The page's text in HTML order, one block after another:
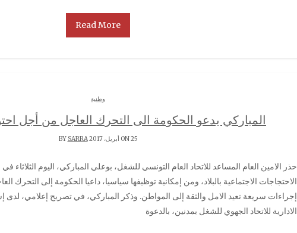
Read More
وطنية
المباركي يدعو الحكومة الى التحرك العاجل من أجل
ON 25 أبريل، 2017 BY SARRA
حذر الامين العام المساعد للاتحاد العام التونسي للشغل، بوعلي المباركي، اليوم الثلاثاء في مدنين، من خطورة توسع
الاحتجاجات الاجتماعية بالبلاد، ومن إمكانية توظيفها سياسيا، داعيا الحكومة إلى التحرك
إجراءات سريعة تعيد الامل والثقة إلى المواطن. وذكر المباركي، في تصريح إعلامي، لدى
الادارية للاتحاد الجهوي للشغل بمدنين، بالدعوة